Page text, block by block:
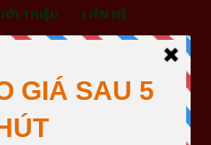
THIỆU LIÊN HỆ
THÁI SƠN
SƠN QUẬN 12